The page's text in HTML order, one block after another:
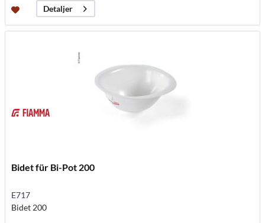
Detaljer
Bidet für Bi-Pot 200
E717
Bidet 200